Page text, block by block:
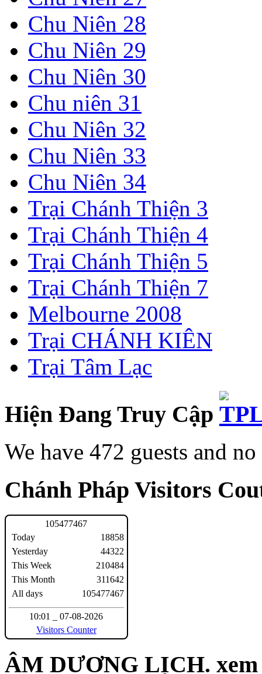
Chu Niên 28
Chu Niên 29
Chu Niên 30
Chu niên 31
Chu Niên 32
Chu Niên 33
Chu Niên 34
Trại Chánh Thiện 3
Trại Chánh Thiện 4
Trại Chánh Thiện 5
Trại Chánh Thiện 7
Melbourne 2008
Trại CHÁNH KIÊN
Trại Tâm Lạc
Hiện Đang Truy Cập
We have 472 guests and
Chánh Pháp Visitors
105477467
Today
Yesterday
This Week
This Month
All days
18858
44322
210484
311642
105477467
10:01 _ 07-08-2026
Visitors Counter
ÂM DƯƠNG LỊCH. xem